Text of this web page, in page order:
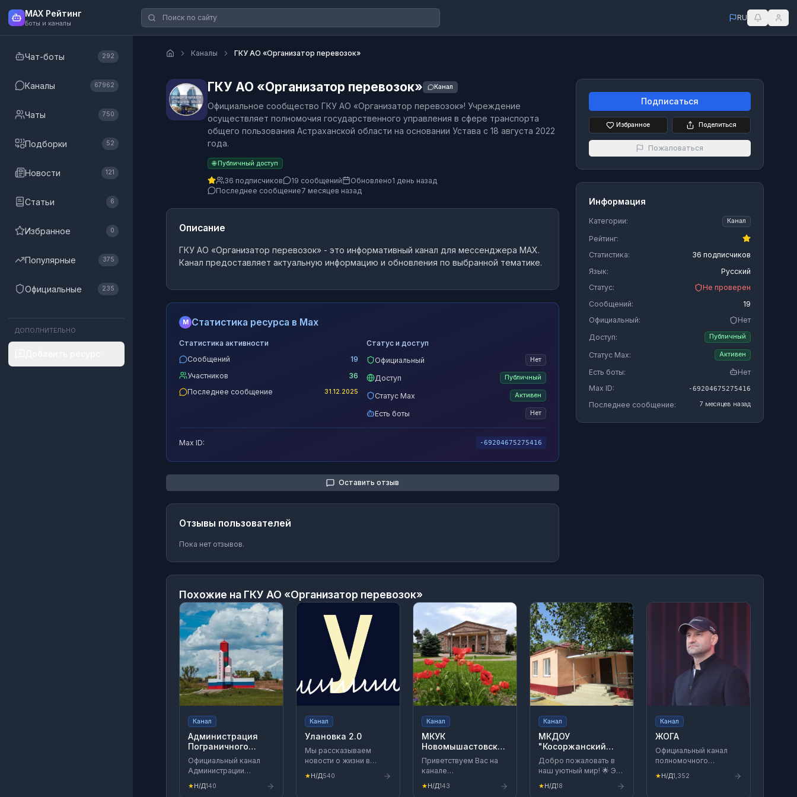
MAX Рейтинг
Боты и каналы
Чат-боты 292
Каналы 67962
Чаты 750
Подборки 52
Новости 121
Статьи 6
Избранное 0
Популярные 375
Официальные 235
ДОПОЛНИТЕЛЬНО
RU
Каналы ГКУ АО «Организатор перевозок»
ГКУ АО «Организатор перевозок» Канал
Официальное сообщество ГКУ АО «Организатор перевозок»! Учреждение
осуществляет полномочия государственного управления в сфере транспорта
общего пользования Астраханской области на основании Устава с 18 августа 2022
года.
🌐 Публичный доступ
36 подписчиков 19 сообщений Обновлено1 день назад
Последнее сообщение7 месяцев назад
Описание
ГКУ АО «Организатор перевозок» - это информативный канал для мессенджера MAX.
Канал предоставляет актуальную информацию и обновления по выбранной тематике.
M Статистика ресурса в Max
Статистика активности
Сообщений
19
Участников
36
Последнее сообщение
31.12.2025
Статус и доступ
Официальный
Нет
Доступ Публичный
Статус Max Активен
Есть боты Нет
Max ID: -69204675275416
Оставить отзыв
Отзывы пользователей
Пока нет отзывов.
Подписаться
Избранное Поделиться
Пожаловаться
Информация
Категории: Канал
Рейтинг:
Статистика:
36 подписчиков
Язык:
Русский
Статус:
Не проверен
Сообщений:
19
Официальный:
Нет
Доступ:
Публичный
Статус Max: Активен
Есть боты:
Нет
Max ID:
-69204675275416
Последнее сообщение: 7 месяцев назад
Похожие на ГКУ АО «Организатор перевозок»
Канал
Администрация
Пограничного
округа
Официальный канал
Администрации
Пограничного
муниципального округа
★Н/Д140
Канал
Улановка 2.0
Мы рассказываем
новости о жизни в
Улан-Удэ
РКН:https://gosuslugi.ru/snet/67d780625868046c67debf40
★Н/Д540
Канал
МКУК
Новомышастовский
"Сельский дом
культуры"
Приветствуем Вас на
канале
Новомышастовского
дома культуры
★Н/Д143
Канал
МКДОУ
"Косоржанский
детский сад"
Добро пожаловать в
наш уютный мир! 🌟 Это
официальный канал
Косоржанского
★Н/Д18
Канал
ЖОГА
Официальный канал
полномочного
представителя
Президента России в
★Н/Д1,352